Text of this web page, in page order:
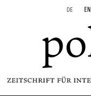
Zum Inhalt springen
Aktuelle Seite: polylog 10
DE EN